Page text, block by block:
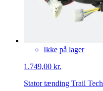
Ikke på lager
1.749,00 kr.
Stator tænding Trail Tech